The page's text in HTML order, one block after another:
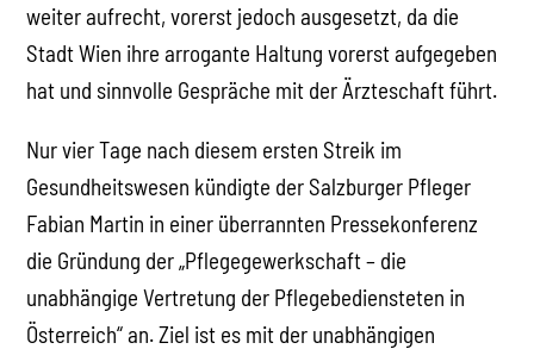
weiter aufrecht, vorerst jedoch ausgesetzt, da die
Stadt Wien ihre arrogante Haltung vorerst aufgegeben
hat und sinnvolle Gespräche mit der Ärzteschaft führt.
Nur vier Tage nach diesem ersten Streik im
Gesundheitswesen kündigte der Salzburger Pfleger
Fabian Martin in einer überrannten Pressekonferenz
die Gründung der „Pflegegewerkschaft – die
unabhängige Vertretung der Pflegebediensteten in
Österreich“ an. Ziel ist es mit der unabhängigen